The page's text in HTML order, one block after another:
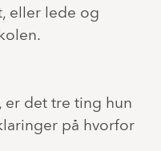
eller lede og
er det tre ting hun
på hvorfor